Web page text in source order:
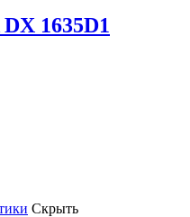
1635D1
Скрыть